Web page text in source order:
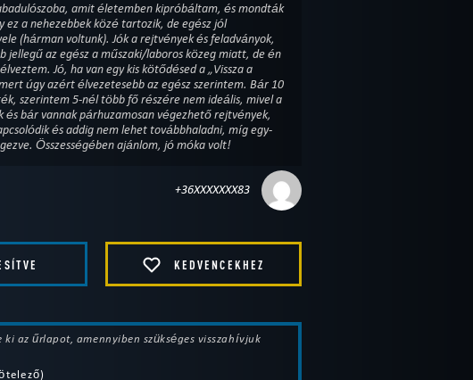
amit életemben kipróbáltam, és mondták
ez a nehezebbek közé tartozik, de egész jól
(hárman voltunk). Jók a rejtvények és feladványok,
jellegű az egész a műszaki/laboros közeg miatt, de én
Jó, ha van egy kis kötődésed a „Vissza a
úgy azért élvezetesebb az egész szerintem. Bár 10
szerintem 5-nél több fő részére nem ideális, mivel a
és bár vannak párhuzamosan végezhető rejtvények,
és addig nem lehet továbbhaladni, míg egy-
Összességében ajánlom, jó móka volt!
+36XXXXXXX83
KEDVENCEKHEZ
ki az űrlapot, amennyiben szükséges visszahívjuk